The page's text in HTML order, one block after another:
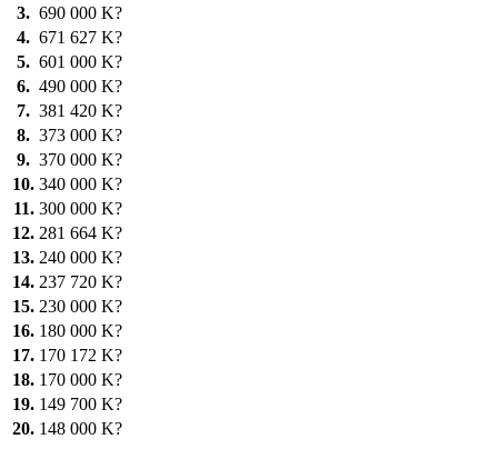
3. 690 000 K?
4. 671 627 K?
5. 601 000 K?
6. 490 000 K?
7. 381 420 K?
8. 373 000 K?
9. 370 000 K?
10. 340 000 K?
11. 300 000 K?
12. 281 664 K?
13. 240 000 K?
14. 237 720 K?
15. 230 000 K?
16. 180 000 K?
17. 170 172 K?
18. 170 000 K?
19. 149 700 K?
20. 148 000 K?